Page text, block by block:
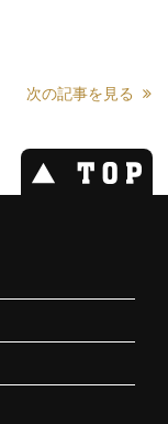
次の記事を見る